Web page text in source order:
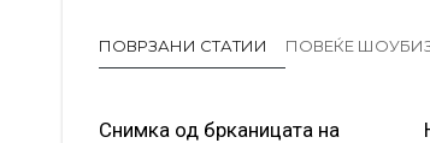
ПОВРЗАНИ СТАТИИ ПОВЕЌЕ
Снимка од брканицата на